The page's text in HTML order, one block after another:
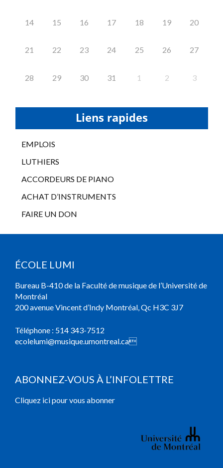
14 15 16 17 18 19 20
21 22 23 24 25 26 27
28 29 30 31 1 2 3
Liens rapides
EMPLOIS
LUTHIERS
ACCORDEURS DE PIANO
ACHAT D’INSTRUMENTS
FAIRE UN DON
ÉCOLE LUMI
Bureau B-410 de la Faculté de musique de l’Université de
Montréal
200 avenue Vincent d’Indy Montréal, Qc H3C 3J7
Téléphone : 514 343-7512
ecolelumi@musique.umontreal.ca
ABONNEZ-VOUS À L’INFOLETTRE
Cliquez ici pour vous abonner